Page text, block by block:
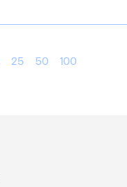
25 50 100